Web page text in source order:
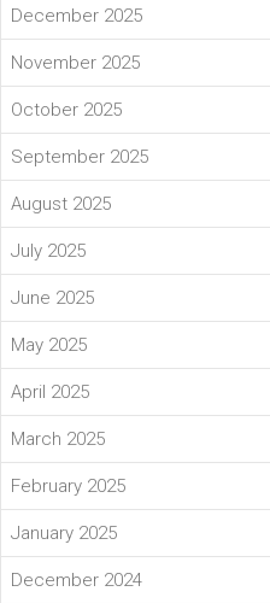
December 2025
November 2025
October 2025
September 2025
August 2025
July 2025
June 2025
May 2025
April 2025
March 2025
February 2025
January 2025
December 2024